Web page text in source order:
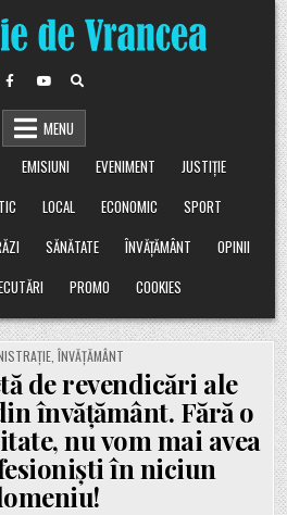
MENU
EMISIUNI EVENIMENT
JUSTIȚIE
LOCAL ECONOMIC
SPORT
SĂNĂTATE ÎNVĂȚĂMÂNT
OPINII
PROMO COOKIES
ÎNVĂȚĂMÂNT
de revendicări ale
învățământ. Fără o
nu vom mai avea
în niciun